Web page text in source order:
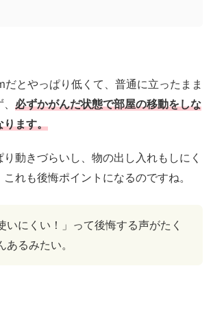
だとやっぱり低くて、普通に立ったまま
必ずかがんだ状態で部屋の移動をしな
ります。
動きづらいし、物の出し入れもしにく
れも後悔ポイントになるのですね。
いにくい！」って後悔する声がたく
あるみたい。